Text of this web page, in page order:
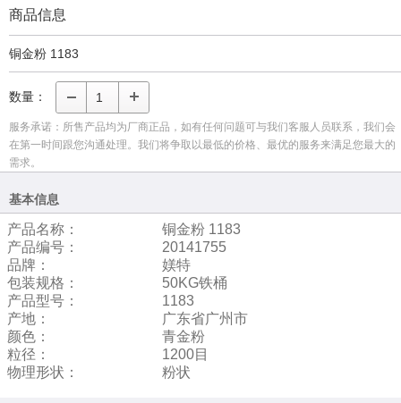
商品信息
铜金粉 1183
数量：
服务承诺：所售产品均为厂商正品，如有任何问题可与我们客服人员联系，我们会
在第一时间跟您沟通处理。我们将争取以最低的价格、最优的服务来满足您最大的
需求。
基本信息
产品名称：
铜金粉 1183
产品编号：
20141755
品牌：
媄特
包装规格：
50KG铁桶
产品型号：
1183
产地：
广东省广州市
颜色：
青金粉
粒径：
1200目
物理形状：
粉状